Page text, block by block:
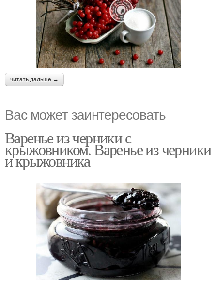
читать дальше →
Вас может заинтересовать
Варенье из черники с
крыжовником. Варенье из черники
и крыжовника